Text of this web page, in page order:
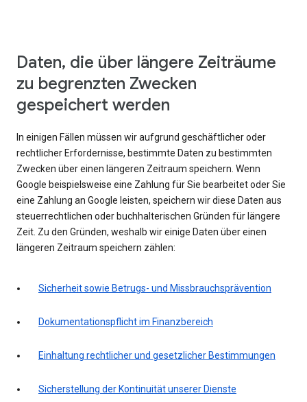
Daten, die über längere Zeiträume
zu begrenzten Zwecken
gespeichert werden
In einigen Fällen müssen wir aufgrund geschäftlicher oder
rechtlicher Erfordernisse, bestimmte Daten zu bestimmten
Zwecken über einen längeren Zeitraum speichern. Wenn
Google beispielsweise eine Zahlung für Sie bearbeitet oder Sie
eine Zahlung an Google leisten, speichern wir diese Daten aus
steuerrechtlichen oder buchhalterischen Gründen für längere
Zeit. Zu den Gründen, weshalb wir einige Daten über einen
längeren Zeitraum speichern zählen:
Sicherheit sowie Betrugs- und Missbrauchsprävention
Dokumentationspflicht im Finanzbereich
Einhaltung rechtlicher und gesetzlicher Bestimmungen
Sicherstellung der Kontinuität unserer Dienste